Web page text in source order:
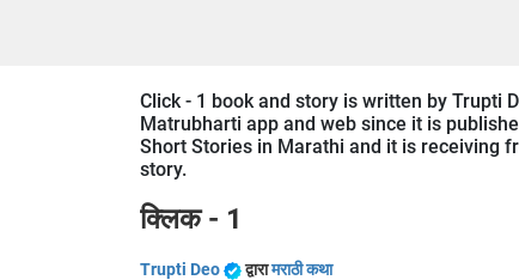
Click - 1 book and story is written by Trupti
Matrubharti app and web since it is
Short Stories in Marathi and it is receiving
story.
क्लिक - 1
Trupti Deo द्वारामराठी कथा